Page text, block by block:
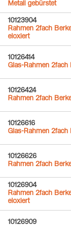
Metall gebürstet
10123904
Rahmen 2fach
eloxiert
10126414
Glas-Rahmen 2fach
10126424
Rahmen 2fach
10126616
Glas-Rahmen 2fach
10126626
Rahmen 2fach
10126904
Rahmen 2fach
eloxiert
10126909